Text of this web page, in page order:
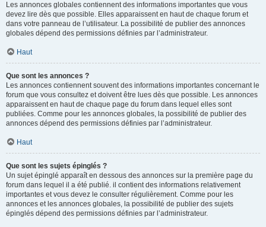
Les annonces globales contiennent des informations importantes que vous
devez lire dès que possible. Elles apparaissent en haut de chaque forum et
dans votre panneau de l’utilisateur. La possibilité de publier des annonces
globales dépend des permissions définies par l’administrateur.
Haut
Que sont les annonces ?
Les annonces contiennent souvent des informations importantes concernant le
forum que vous consultez et doivent être lues dès que possible. Les annonces
apparaissent en haut de chaque page du forum dans lequel elles sont
publiées. Comme pour les annonces globales, la possibilité de publier des
annonces dépend des permissions définies par l’administrateur.
Haut
Que sont les sujets épinglés ?
Un sujet épinglé apparaît en dessous des annonces sur la première page du
forum dans lequel il a été publié. il contient des informations relativement
importantes et vous devez le consulter régulièrement. Comme pour les
annonces et les annonces globales, la possibilité de publier des sujets
épinglés dépend des permissions définies par l’administrateur.